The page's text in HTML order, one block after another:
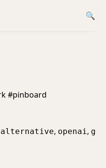
#pinboard
alternative, openai, g